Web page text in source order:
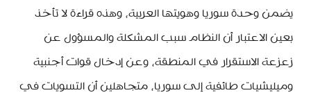
يضمن وحدة سوريا وهويتها العربية، وهذه قراءة لا تأخذ
بعين الاعتبار أن النظام سبب المشكلة والمسؤول عن
زعزعة الاستقرار في المنطقة، وعن إدخال قوات أجنبية
وميليشيات طائفية إلى سوريا، متجاهلين أن التسويات في